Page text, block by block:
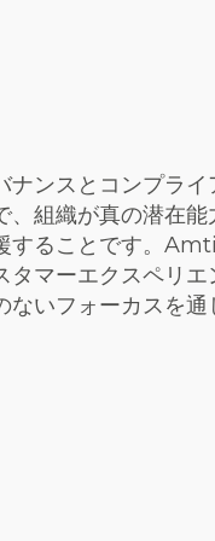
ナンスとコンプラ
、組織が真の潜在
することです。
タマーエクスペリ
ないフォーカスを